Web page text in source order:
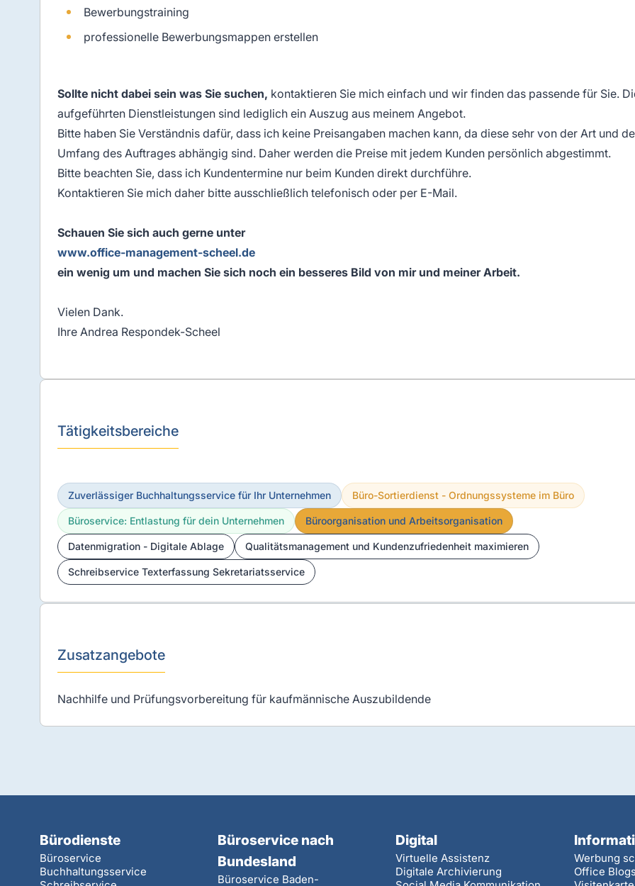
Bewerbungstraining
professionelle Bewerbungsmappen erstellen
Sollte nicht dabei sein was Sie suchen, kontaktieren Sie mich einfach und wir finden das passende für Sie.
aufgeführten Dienstleistungen sind lediglich ein Auszug aus meinem Angebot.
Bitte haben Sie Verständnis dafür, dass ich keine Preisangaben machen kann, da diese sehr von der Art und
Umfang des Auftrages abhängig sind. Daher werden die Preise mit jedem Kunden persönlich abgestimmt.
Bitte beachten Sie, dass ich Kundentermine nur beim Kunden direkt durchführe.
Kontaktieren Sie mich daher bitte ausschließlich telefonisch oder per E-Mail.
Schauen Sie sich auch gerne unter
www.office-management-scheel.de
ein wenig um und machen Sie sich noch ein besseres Bild von mir und meiner Arbeit.
Vielen Dank.
Ihre Andrea Respondek-Scheel
Tätigkeitsbereiche
Zuverlässiger Buchhaltungsservice für Ihr Unternehmen Büro-Sortierdienst - Ordnungssysteme im Büro
Büroservice: Entlastung für dein Unternehmen Büroorganisation und Arbeitsorganisation
Datenmigration - Digitale Ablage Qualitätsmanagement und Kundenzufriedenheit maximieren
Schreibservice Texterfassung Sekretariatsservice
Zusatzangebote
Nachhilfe und Prüfungsvorbereitung für kaufmännische Auszubildende
Bürodienste
Büroservice
Buchhaltungsservice
Büroservice nach
Bundesland
Büroservice Baden-
Digital
Virtuelle Assistenz
Digitale Archivierung
Werbung
Office Blogs